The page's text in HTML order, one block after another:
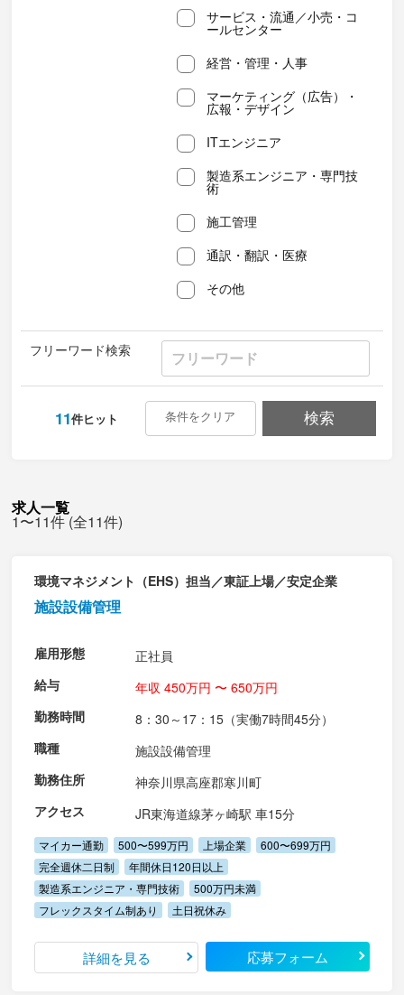
サービス・流通／小売・コ
ールセンター
経営・管理・人事
マーケティング（広告）・
広報・デザイン
ITエンジニア
製造系エンジニア・専門技
術
施工管理
通訳・翻訳・医療
その他
フリーワード検索
11件ヒット 条件をクリア 検索
求人一覧
1〜11件 (全11件)
環境マネジメント（EHS）担当／東証上場／安定企業
施設設備管理
雇用形態
正社員
給与
年収 450万円 〜 650万円
勤務時間
8：30～17：15（実働7時間45分）
職種
施設設備管理
勤務住所
神奈川県高座郡寒川町
アクセス
JR東海道線茅ヶ崎駅 車15分
マイカー通勤 500〜599万円 上場企業
600〜699万円
完全週休二日制
年間休日120日以上
製造系エンジニア・専門技術
500万円未満
フレックスタイム制あり
土日祝休み
詳細を見る 応募フォーム